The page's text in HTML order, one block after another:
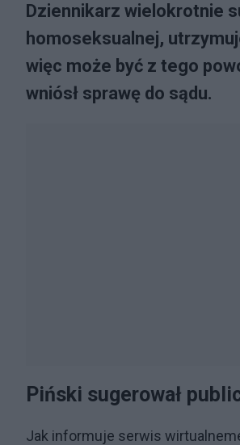
Dziennikarz wielokrotnie
homoseksualnej,
więc może być z tego
wniósł sprawę do sądu.
Piński sugerował
Jak informuje serwis